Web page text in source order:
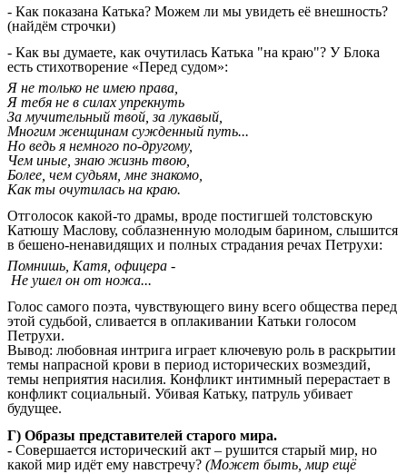
- Как показана Катька? Можем ли мы увидеть её внешность?
(найдём строчки)
- Как вы думаете, как очутилась Катька "на краю"? У Блока
есть стихотворение «Перед судом»:
Я не только не имею права,
Я тебя не в силах упрекнуть
За мучительный твой, за лукавый,
Многим женщинам сужденный путь...
Но ведь я немного по-другому,
Чем иные, знаю жизнь твою,
Более, чем судьям, мне знакомо,
Как ты очутилась на краю.
Отголосок какой-то драмы, вроде постигшей толстовскую
Катюшу Маслову, соблазненную молодым барином, слышится
в бешено-ненавидящих и полных страдания речах Петрухи:
Помнишь, Катя, офицера -
Не ушел он от ножа...
Голос самого поэта, чувствующего вину всего общества перед
этой судьбой, сливается в оплакивании Катьки голосом
Петрухи.
Вывод: любовная интрига играет ключевую роль в раскрытии
темы напрасной крови в период исторических возмездий,
темы неприятия насилия. Конфликт интимный перерастает в
конфликт социальный. Убивая Катьку, патруль убивает
будущее.
Г) Образы представителей старого мира.
- Совершается исторический акт – рушится старый мир, но
какой мир идёт ему навстречу? (Может быть, мир ещё